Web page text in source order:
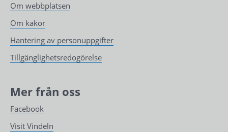
Om webbplatsen
Om kakor
Hantering av personuppgifter
Tillgänglighetsredogörelse
Mer från oss
Facebook
Visit Vindeln